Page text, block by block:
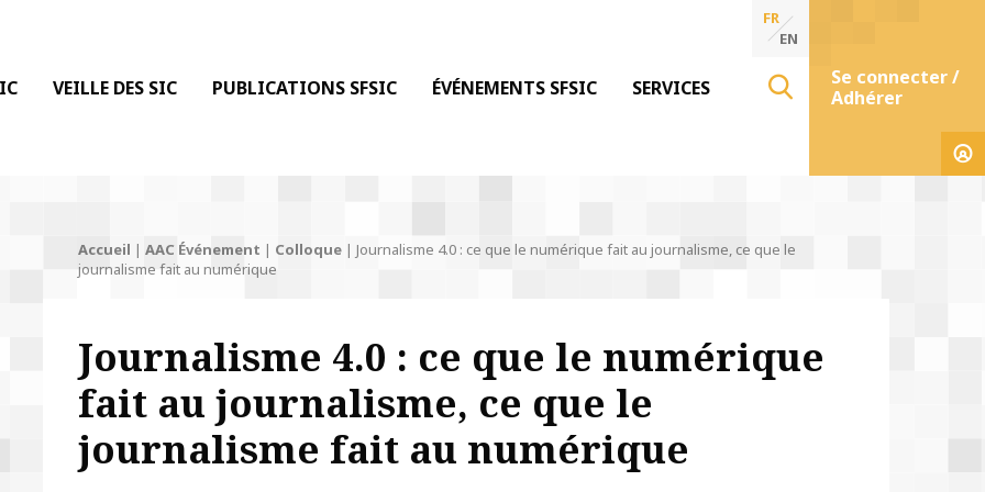
LA COMMUNICATION
VEILLE DES SIC PUBLICATIONS SFSIC ÉVÉNEMENTS SFSIC SERVICES
FR
EN
Se connecter /
Adhérer
Accueil | AAC Événement | Colloque| Journalisme 4.0 : ce que le numérique fait au journalisme, ce que le
journalisme fait au numérique
Journalisme 4.0 : ce que le numérique
fait au journalisme, ce que le
journalisme fait au numérique